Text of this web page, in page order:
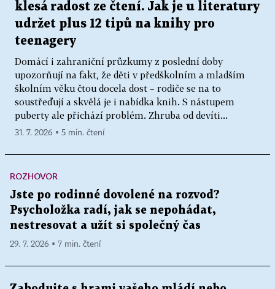
klesá radost ze čtení. Jak je u literatury
udržet plus 12 tipů na knihy pro
teenagery
Domácí i zahraniční průzkumy z poslední doby
upozorňují na fakt, že děti v předškolním a mladším
školním věku čtou docela dost – rodiče se na to
soustřeďují a skvělá je i nabídka knih. S nástupem
puberty ale přichází problém. Zhruba od devíti...
31. 7. 2026 ▪ 5 min. čtení
ROZHOVOR
Jste po rodinné dovolené na rozvod?
Psycholožka radí, jak se nepohádat,
nestresovat a užít si společný čas
29. 7. 2026 ▪ 7 min. čtení